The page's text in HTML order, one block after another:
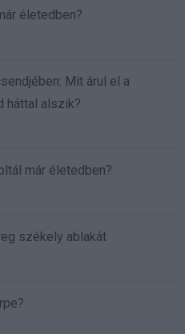
életedben?
Mit árul el a
háttal alszik?
már életedben?
székely ablakát